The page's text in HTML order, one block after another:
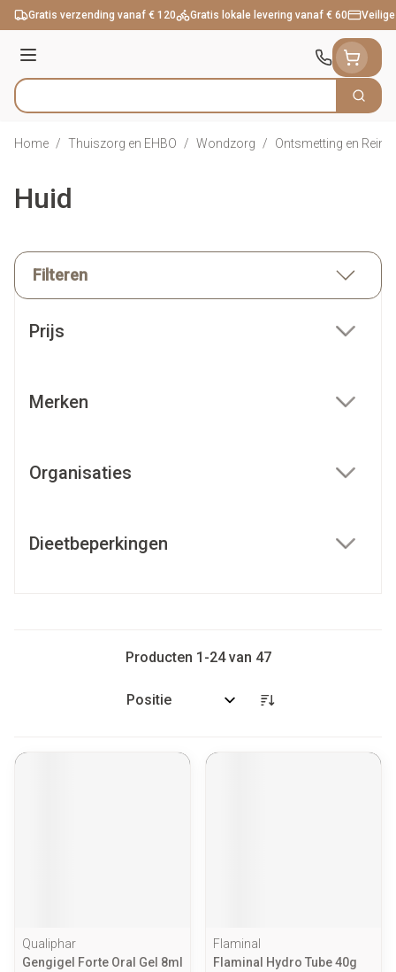
Ga naar de inhoud
Gratis verzending vanaf € 120 Gratis lokale levering vanaf € 60
Menu
Product, merk, categorie... Zoek
Home / Thuiszorg en EHBO / Wondzorg / Ontsmetting en
Huid
Filteren
Prijs
Merken
Organisaties
Dieetbeperkingen
Producten 1 -24van 47
Sorteer op:
Qualiphar
Gengigel Forte Oral Gel 8ml
Flaminal
Flaminal Hydro Tube 40g